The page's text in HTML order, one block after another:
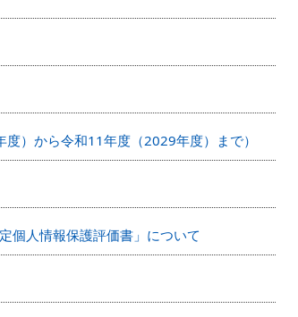
）から令和11年度（2029年度）まで）
個人情報保護評価書」について